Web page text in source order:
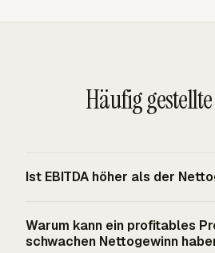
Häufig
Ist EBITDA höher als der
es Zinsen, Steuern,
Warum kann ein profitables
schwachen Nettogewinn